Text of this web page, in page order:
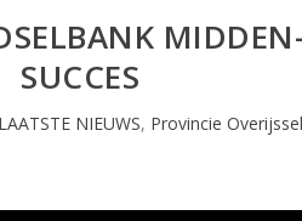
SUCCES
LAATSTE NIEUWS, Provincie Overijssel